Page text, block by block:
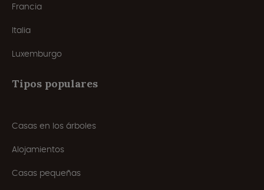
Francia
Italia
Luxemburgo
Tipos populares
Casas en los árboles
Alojamientos
Casas pequeñas